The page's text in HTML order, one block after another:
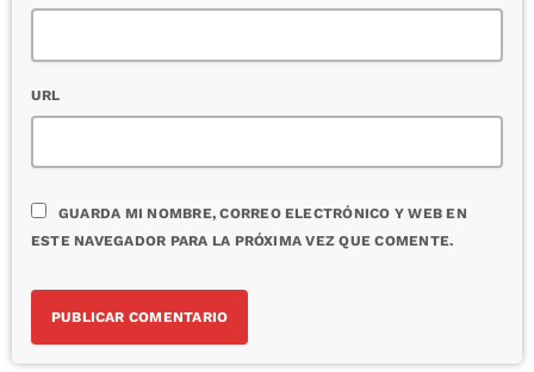
URL
GUARDA MI NOMBRE, CORREO ELECTRÓNICO Y WEB EN
ESTE NAVEGADOR PARA LA PRÓXIMA VEZ QUE COMENTE.